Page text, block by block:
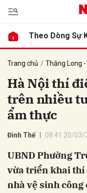
Theo Dòng Sự
Trang chủ Thăng Long -
Hà Nội thí
trên nhiều
ẩm thực
Đình Thế 08:41 20/03/
UBND Phường
vừa triển khai thí
nhà vệ sinh
luận